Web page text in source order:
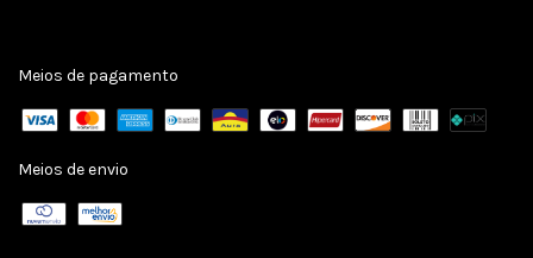
Meios de pagamento
Meios de envio